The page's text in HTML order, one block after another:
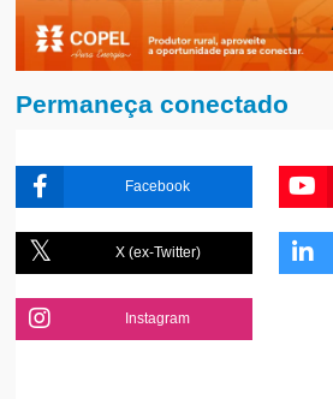
Permaneça conectado
Facebook
X (ex-Twitter)
Instagram